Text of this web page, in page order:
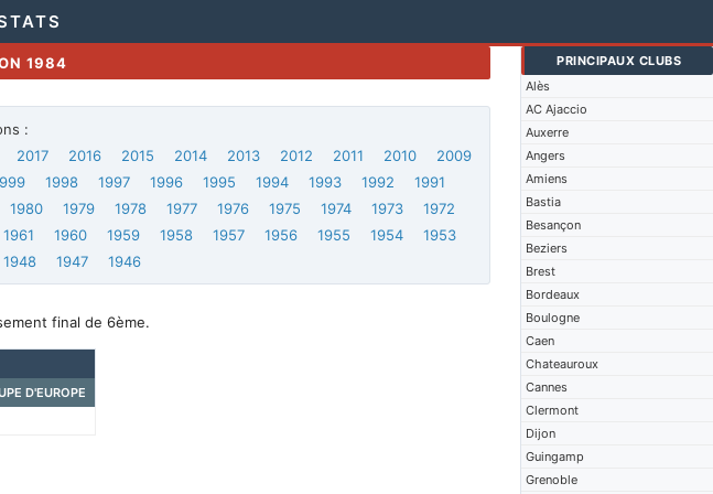
PRINCIPAUX CLUBS
Alès
AC Ajaccio
Auxerre
Angers
Amiens
Bastia
Besançon
Beziers
Brest
Bordeaux
Boulogne
Caen
Chateauroux
Cannes
Clermont
Dijon
Guingamp
Grenoble
1984
:
2017 2016 2015 2014 2013 2012 2011 2010
2009
1998 1997 1996 1995 1994 1993 1992
1991
1980 1979 1978 1977 1976 1975 1974 1973
1972
1961 1960 1959 1958 1957 1956 1955 1954
1953
1948 1947 1946
final de 6ème.
D'EUROPE